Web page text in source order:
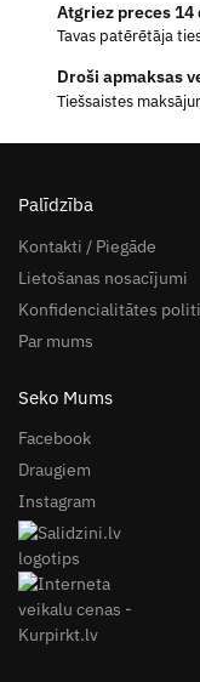
Atgriez preces 14
Tavas patērētāja
Droši apmaksas
Tiešsaistes
Palīdzība
Kontakti / Piegāde
Lietošanas nosacījumi
Konfidencialitātes
Par mums
Seko Mums
Facebook
Draugiem
Instagram